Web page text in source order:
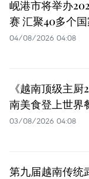
岘港市将举办
赛 汇聚40多个
04/08/2026 04:08
《越南顶级主
南美食登上世界
03/08/2026 04:08
第九届越南传统